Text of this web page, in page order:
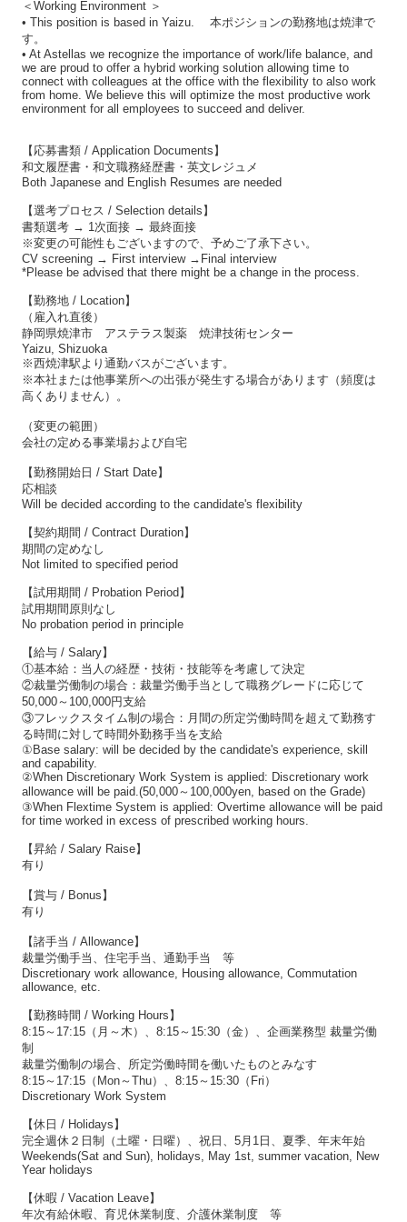
＜Working Environment ＞
• This position is based in Yaizu. 本ポジションの勤務地は焼津で
す。
• At Astellas we recognize the importance of work/life balance, and
we are proud to offer a hybrid working solution allowing time to
connect with colleagues at the office with the flexibility to also work
from home. We believe this will optimize the most productive work
environment for all employees to succeed and deliver.
【応募書類 / Application Documents】
和文履歴書・和文職務経歴書・英文レジュメ
Both Japanese and English Resumes are needed
【選考プロセス / Selection details】
書類選考 → 1次面接 → 最終面接
※変更の可能性もございますので、予めご了承下さい。
CV screening → First interview →Final interview
*Please be advised that there might be a change in the process.
【勤務地 / Location】
（雇入れ直後）
静岡県焼津市 アステラス製薬 焼津技術センター
Yaizu, Shizuoka
※西焼津駅より通勤バスがございます。
※本社または他事業所への出張が発生する場合があります（頻度は
高くありません）。
（変更の範囲）
会社の定める事業場および自宅
【勤務開始日 / Start Date】
応相談
Will be decided according to the candidate's flexibility
【契約期間 / Contract Duration】
期間の定めなし
Not limited to specified period
【試用期間 / Probation Period】
試用期間原則なし
No probation period in principle
【給与 / Salary】
①基本給：当人の経歴・技術・技能等を考慮して決定
②裁量労働制の場合：裁量労働手当として職務グレードに応じて
50,000～100,000円支給
③フレックスタイム制の場合：月間の所定労働時間を超えて勤務す
る時間に対して時間外勤務手当を支給
①Base salary: will be decided by the candidate's experience, skill
and capability.
②When Discretionary Work System is applied: Discretionary work
allowance will be paid.(50,000～100,000yen, based on the Grade)
③When Flextime System is applied: Overtime allowance will be paid
for time worked in excess of prescribed working hours.
【昇給 / Salary Raise】
有り
【賞与 / Bonus】
有り
【諸手当 / Allowance】
裁量労働手当、住宅手当、通勤手当 等
Discretionary work allowance, Housing allowance, Commutation
allowance, etc.
【勤務時間 / Working Hours】
8:15～17:15（月～木）、8:15～15:30（金）、企画業務型 裁量労働
制
裁量労働制の場合、所定労働時間を働いたものとみなす
8:15～17:15（Mon～Thu）、8:15～15:30（Fri）
Discretionary Work System
【休日 / Holidays】
完全週休２日制（土曜・日曜）、祝日、5月1日、夏季、年末年始
Weekends(Sat and Sun), holidays, May 1st, summer vacation, New
Year holidays
【休暇 / Vacation Leave】
年次有給休暇、育児休業制度、介護休業制度 等